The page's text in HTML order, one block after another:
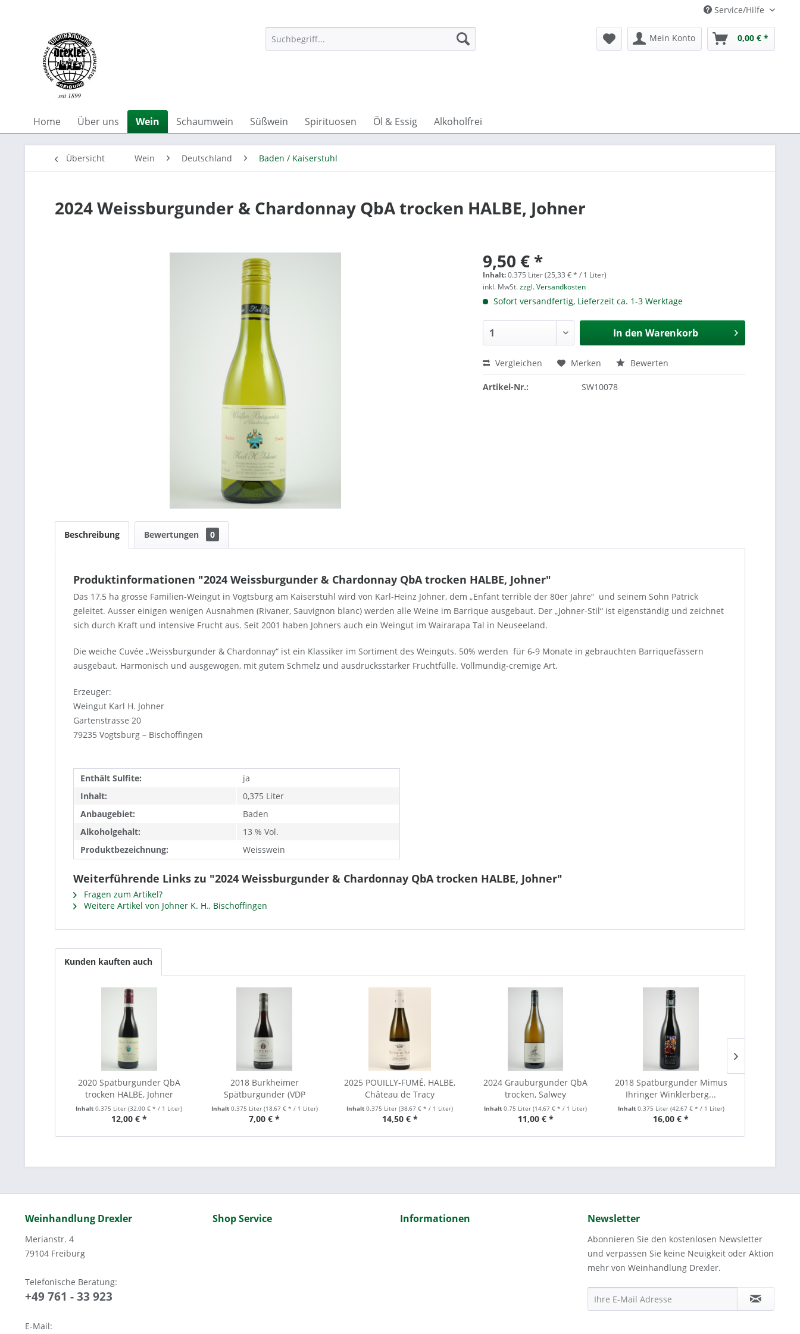
Service/Hilfe
Mein Konto 0,00 € *
Home Über uns Wein Schaumwein Süßwein Spirituosen Öl & Essig Alkoholfrei
Übersicht Wein Deutschland Baden / Kaiserstuhl
2024 Weissburgunder & Chardonnay QbA trocken HALBE, Johner
9,50 € *
Inhalt:0.375 Liter (25,33 € * / 1 Liter)
inkl. MwSt.zzgl. Versandkosten
Sofort versandfertig, Lieferzeit ca. 1-3 Werktage
In den Warenkorb
Vergleichen Merken Bewerten
Artikel-Nr.: SW10078
Beschreibung Bewertungen 0
Produktinformationen "2024 Weissburgunder & Chardonnay QbA trocken HALBE, Johner"
Das 17,5 ha grosse Familien-Weingut in Vogtsburg am Kaiserstuhl wird von Karl-Heinz Johner, dem „Enfant terrible der 80er Jahre“ und seinem Sohn Patrick
geleitet. Ausser einigen wenigen Ausnahmen (Rivaner, Sauvignon blanc) werden alle Weine im Barrique ausgebaut. Der „Johner-Stil“ ist eigenständig und zeichnet
sich durch Kraft und intensive Frucht aus. Seit 2001 haben Johners auch ein Weingut im Wairarapa Tal in Neuseeland.
Die weiche Cuvée „Weissburgunder & Chardonnay“ ist ein Klassiker im Sortiment des Weinguts. 50% werden für 6-9 Monate in gebrauchten Barriquefässern
ausgebaut. Harmonisch und ausgewogen, mit gutem Schmelz und ausdrucksstarker Fruchtfülle. Vollmundig-cremige Art.
Erzeuger:
Weingut Karl H. Johner
Gartenstrasse 20
79235 Vogtsburg – Bischoffingen
Enthält Sulfite:
ja
Inhalt:
0,375 Liter
Anbaugebiet:
Baden
Alkoholgehalt:
13 % Vol.
Produktbezeichnung:
Weisswein
Weiterführende Links zu "2024 Weissburgunder & Chardonnay QbA trocken HALBE, Johner"
Fragen zum Artikel?
Weitere Artikel von Johner K. H., Bischoffingen
Kunden kauften auch
2020 Spätburgunder QbA
trocken HALBE, Johner
Inhalt0.375 Liter(32,00 € * / 1 Liter)
12,00 € *
2018 Burkheimer
Spätburgunder (VDP
Ortswein)...
Inhalt 0.375 Liter (18,67 € * / 1 Liter)
7,00 € *
2025 POUILLY-FUMÉ, HALBE,
Château de Tracy
Inhalt0.375 Liter(38,67 € * / 1 Liter)
14,50 € *
2024 Grauburgunder QbA
trocken, Salwey
Inhalt0.75 Liter(14,67 € * / 1 Liter)
11,00 € *
2018 Spätburgunder Mimus
Ihringer Winklerberg...
Inhalt 0.375 Liter (42,67 € * / 1 Liter)
16,00 € *
Weinhandlung Drexler
Merianstr. 4
79104 Freiburg
Telefonische Beratung:
+49 761 - 33 923
E-Mail:
Shop Service Informationen Newsletter
Abonnieren Sie den kostenlosen Newsletter
und verpassen Sie keine Neuigkeit oder Aktion
mehr von Weinhandlung Drexler.